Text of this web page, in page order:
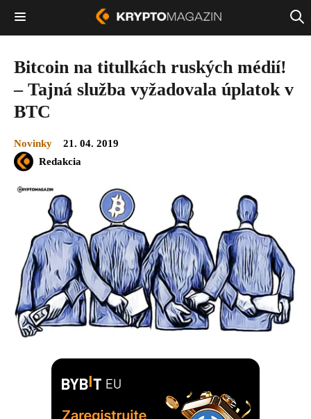
Bitcoin na titulkách ruských médií!
– Tajná služba vyžadovala úplatok v
BTC
Novinky
21. 04. 2019
Redakcia